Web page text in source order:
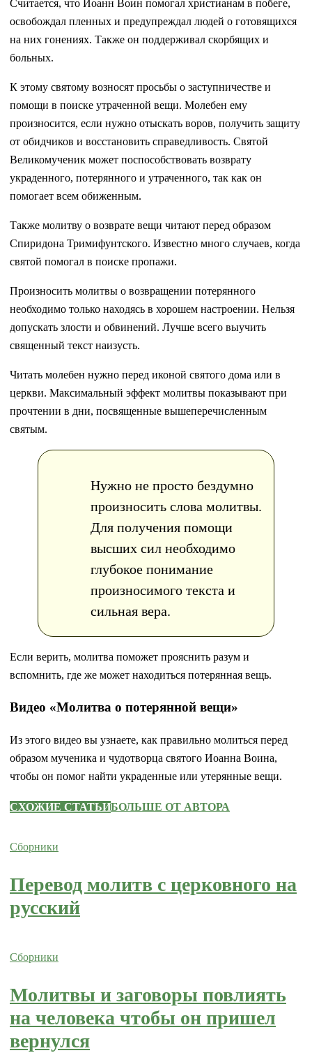
Считается, что Иоанн Воин помогал христианам в побеге,
освобождал пленных и предупреждал людей о готовящихся
на них гонениях. Также он поддерживал скорбящих и
больных.
К этому святому возносят просьбы о заступничестве и
помощи в поиске утраченной вещи. Молебен ему
произносится, если нужно отыскать воров, получить защиту
от обидчиков и восстановить справедливость. Святой
Великомученик может поспособствовать возврату
украденного, потерянного и утраченного, так как он
помогает всем обиженным.
Также молитву о возврате вещи читают перед образом
Спиридона Тримифунтского. Известно много случаев, когда
святой помогал в поиске пропажи.
Произносить молитвы о возвращении потерянного
необходимо только находясь в хорошем настроении. Нельзя
допускать злости и обвинений. Лучше всего выучить
священный текст наизусть.
Читать молебен нужно перед иконой святого дома или в
церкви. Максимальный эффект молитвы показывают при
прочтении в дни, посвященные вышеперечисленным
святым.
Нужно не просто бездумно
произносить слова молитвы.
Для получения помощи
высших сил необходимо
глубокое понимание
произносимого текста и
сильная вера.
Если верить, молитва поможет прояснить разум и
вспомнить, где же может находиться потерянная вещь.
Видео «Молитва о потерянной вещи»
Из этого видео вы узнаете, как правильно молиться перед
образом мученика и чудотворца святого Иоанна Воина,
чтобы он помог найти украденные или утерянные вещи.
СХОЖИЕ СТАТЬИБОЛЬШЕ ОТ АВТОРА
Сборники
Перевод молитв с церковного на
русский
Сборники
Молитвы и заговоры повлиять
на человека чтобы он пришел
вернулся